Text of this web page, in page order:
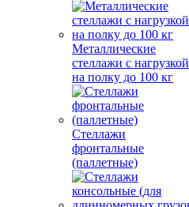
Металлические
стеллажи с нагрузкой
на полку до 100 кг
Стеллажи
фронтальные
(паллетные)